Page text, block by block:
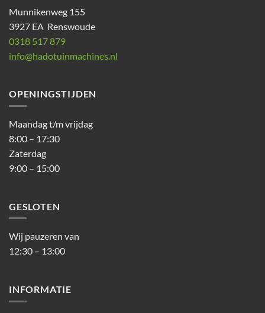
Munnikenweg 155
3927 EA Renswoude
0318 517 879
info@hadotuinmachines.nl
OPENINGSTIJDEN
Maandag t/m vrijdag
8:00 – 17:30
Zaterdag
9:00 – 15:00
GESLOTEN
Wij pauzeren van
12:30 – 13:00
INFORMATIE